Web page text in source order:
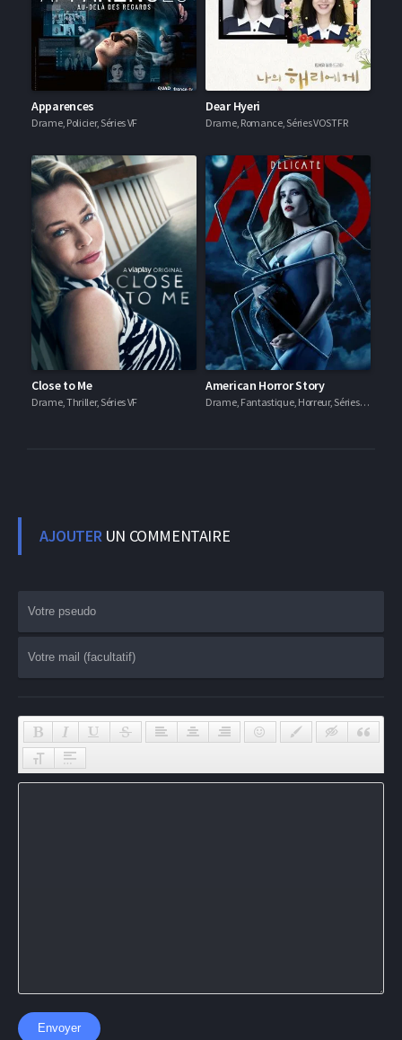
Apparences
Drame, Policier, Séries VF
Dear Hyeri
Drame, Romance, Séries VOSTFR
Close to Me
Drame, Thriller, Séries VF
American Horror Story
Drame, Fantastique, Horreur, Séries VF
AJOUTERUN COMMENTAIRE
Envoyer